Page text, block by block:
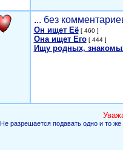
... без
Он ищет Её[ 460 ]
Она ищет Его[ 444 ]
Ищу родных,
Не разрешается подавать одно и то